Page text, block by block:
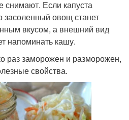
снимают. Если капуста
засоленный овощ станет
вкусом, а внешний вид
напоминать кашу.
раз заморожен и разморожен,
свойства.